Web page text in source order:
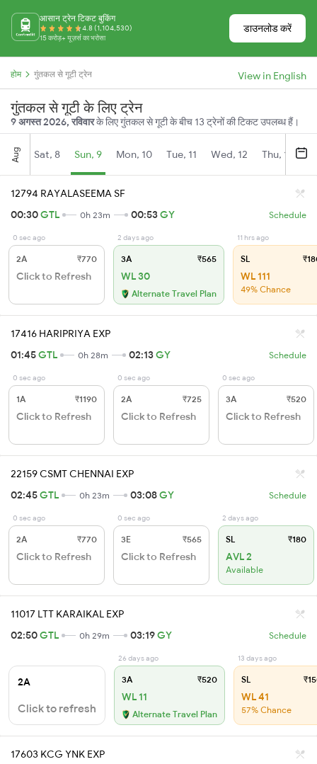
आसान ट्रेन टिकट बुकिंग
4.8 (1,104,530)
15 करोड़+ यूज़र्स का भरोसा
डाउनलोड करें
होम गुंतकल से गूटी ट्रेन View in English
गुंतकल से गूटी के लिए ट्रेन
9 अगस्त 2026, रविवारके लिए गुंतकल से गूटी के बीच 13 ट्रेनों की टिकट उपलब्ध हैं।
Aug Sat, 8 Sun, 9 Mon, 10 Tue, 11 Wed, 12 Thu, 13
12794 RAYALASEEMA SF
00:30GTL 0h 23m 00:53GY Schedule
0 sec ago
2A ₹770
Click to Refresh
2 days ago
3A ₹565
WL 30
Alternate Travel Plan
11 hrs ago
SL
WL 111
49% Chance
17416 HARIPRIYA EXP
01:45GTL 0h 28m 02:13GY Schedule
0 sec ago
1A ₹1190
Click to Refresh
0 sec ago
2A ₹725
Click to Refresh
0 sec ago
3A ₹520
Click to Refresh
22159 CSMT CHENNAI EXP
02:45GTL 0h 23m 03:08GY Schedule
0 sec ago
2A ₹770
Click to Refresh
0 sec ago
3E ₹565
Click to Refresh
2 days ago
SL ₹180
AVL 2
Available
11017 LTT KARAIKAL EXP
02:50GTL 0h 29m 03:19GY Schedule
2A
Click to refresh
26 days ago
3A ₹520
WL 11
Alternate Travel Plan
13 days ago
SL
WL 41
57% Chance
17603 KCG YNK EXP